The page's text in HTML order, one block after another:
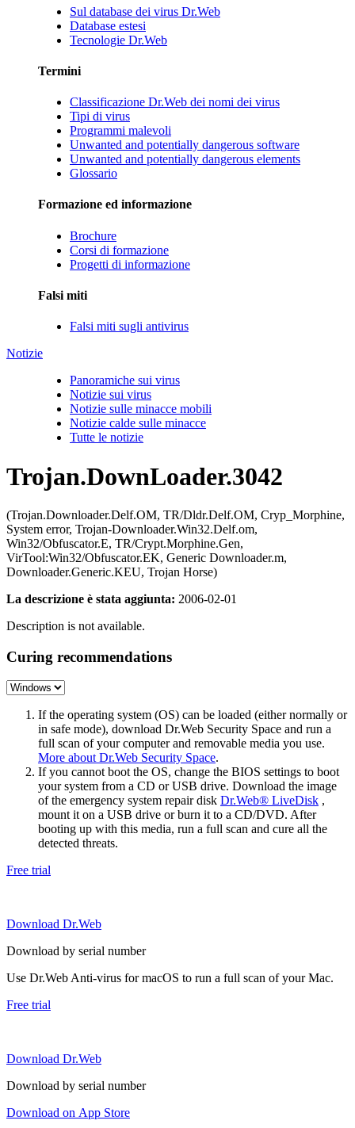
Sul database dei virus Dr.Web
Database estesi
Tecnologie Dr.Web
Termini
Classificazione Dr.Web dei nomi dei virus
Tipi di virus
Programmi malevoli
Unwanted and potentially dangerous software
Unwanted and potentially dangerous elements
Glossario
Formazione ed informazione
Brochure
Corsi di formazione
Progetti di informazione
Falsi miti
Falsi miti sugli antivirus
Notizie
Panoramiche sui virus
Notizie sui virus
Notizie sulle minacce mobili
Notizie calde sulle minacce
Tutte le notizie
Trojan.DownLoader.3042
(Trojan.Downloader.Delf.OM, TR/Dldr.Delf.OM, Cryp_Morphine,
System error, Trojan-Downloader.Win32.Delf.om,
Win32/Obfuscator.E, TR/Crypt.Morphine.Gen,
VirTool:Win32/Obfuscator.EK, Generic Downloader.m,
Downloader.Generic.KEU, Trojan Horse)
La descrizione è stata aggiunta: 2006-02-01
Description is not available.
Curing recommendations
If the operating system (OS) can be loaded (either normally or
in safe mode), download Dr.Web Security Space and run a
full scan of your computer and removable media you use.
More about Dr.Web Security Space.
If you cannot boot the OS, change the BIOS settings to boot
your system from a CD or USB drive. Download the image
of the emergency system repair disk Dr.Web® LiveDisk ,
mount it on a USB drive or burn it to a CD/DVD. After
booting up with this media, run a full scan and cure all the
detected threats.
Free trial
Download Dr.Web
Download by serial number
Use Dr.Web Anti-virus for macOS to run a full scan of your Mac.
Free trial
Download Dr.Web
Download by serial number
Download on App Store